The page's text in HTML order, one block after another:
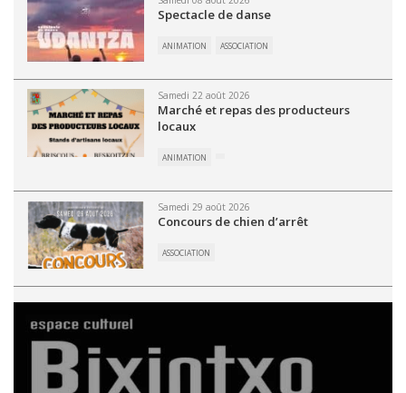
Spectacle de danse
ANIMATION ASSOCIATION
Samedi 22 août 2026
Marché et repas des producteurs
locaux
ANIMATION
Samedi 29 août 2026
Concours de chien d’arrêt
ASSOCIATION